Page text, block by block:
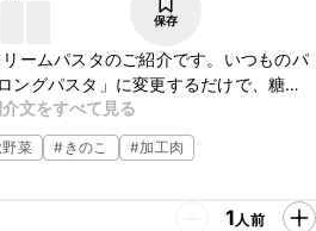
保存
ームパスタのご紹介です。いつものパ
ングパスタ」に変更するだけで、糖質
じとごろっとしたベーコン、
して作ることで、旨みが染みこみます
ズを加えて、「Carboff」に絡みやす
ぜひお試しくださいね！
、はごろもフーズ株式会社の登録商標
文をすべて見る
野菜 # きのこ #加工肉
1人前